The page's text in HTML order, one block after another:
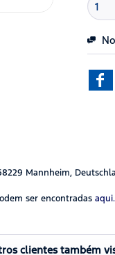
Mannheim,
ser encontradas aqui.
clientes também